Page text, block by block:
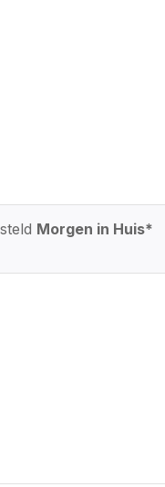
Morgen in Huis*